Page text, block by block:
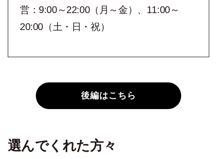
営：9:00～22:00（月～金）、11:00～
20:00（土・日・祝）
後編はこちら
選んでくれた方々